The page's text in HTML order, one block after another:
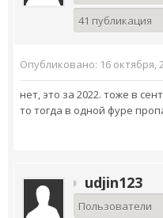
41 публикация
Опубликовано: 16 октября,
нет, это за 2022. тоже в
то тогда в одной фуре
udjin123
Пользователи